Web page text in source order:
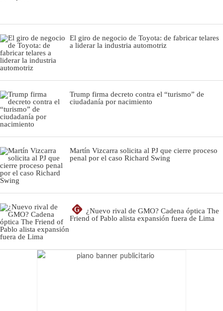
El giro de negocio de Toyota: de fabricar telares
a liderar la industria automotriz
Trump firma decreto contra el “turismo” de
ciudadanía por nacimiento
Martín Vizcarra solicita al PJ que cierre proceso
penal por el caso Richard Swing
G
¿Nuevo rival de GMO? Cadena óptica The
Friend of Pablo alista expansión fuera de Lima